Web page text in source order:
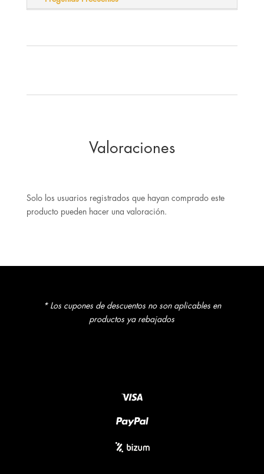
Valoraciones
Solo los usuarios registrados que hayan comprado este
producto pueden hacer una valoración.
* Los cupones de descuentos no son aplicables en
productos ya rebajados